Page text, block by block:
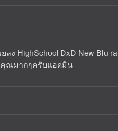
ง HighSchool DxD New Blu
ณมากๆครับแอดมิน